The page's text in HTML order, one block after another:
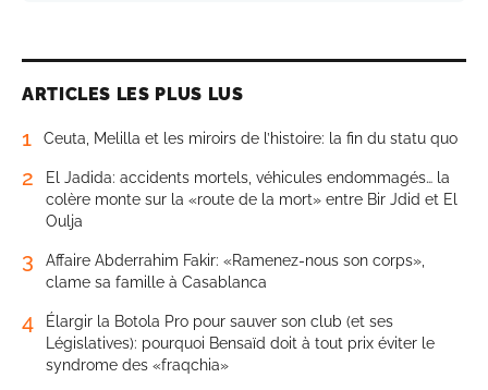
ARTICLES LES PLUS LUS
1 Ceuta, Melilla et les miroirs de l’histoire: la fin du statu quo
2
El Jadida: accidents mortels, véhicules endommagés… la
colère monte sur la «route de la mort» entre Bir Jdid et El
Oulja
3
Affaire Abderrahim Fakir: «Ramenez-nous son corps»,
clame sa famille à Casablanca
4
Élargir la Botola Pro pour sauver son club (et ses
Législatives): pourquoi Bensaïd doit à tout prix éviter le
syndrome des «fraqchia»